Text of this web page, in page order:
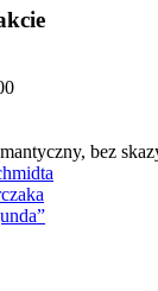
bez